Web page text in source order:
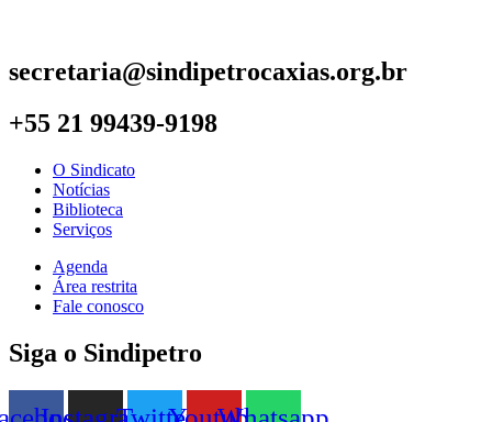
secretaria@sindipetrocaxias.org.br
+55 21 99439-9198
O Sindicato
Notícias
Biblioteca
Serviços
Agenda
Área restrita
Fale conosco
Siga o Sindipetro